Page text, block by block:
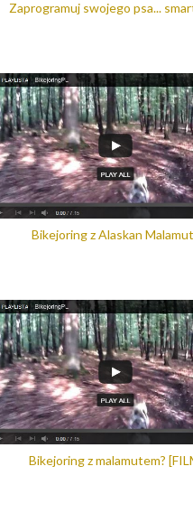
Zaprogramuj swojego psa...
Bikejoring z Alaskan
Bikejoring z malamutem?